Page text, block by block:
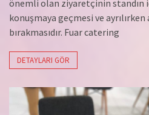
önemli olan ziyaretçinin standın
konuşmaya geçmesi ve
bırakmasıdır. Fuar catering
DETAYLARI GÖR